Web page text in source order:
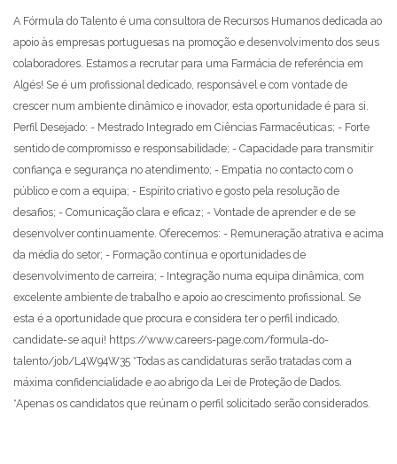
A Fórmula do Talento é uma consultora de Recursos Humanos dedicada ao
apoio às empresas portuguesas na promoção e desenvolvimento dos seus
colaboradores. Estamos a recrutar para uma Farmácia de referência em
Algés! Se é um profissional dedicado, responsável e com vontade de
crescer num ambiente dinâmico e inovador, esta oportunidade é para si.
Perfil Desejado: - Mestrado Integrado em Ciências Farmacêuticas; - Forte
sentido de compromisso e responsabilidade; - Capacidade para transmitir
confiança e segurança no atendimento; - Empatia no contacto com o
público e com a equipa; - Espírito criativo e gosto pela resolução de
desafios; - Comunicação clara e eficaz; - Vontade de aprender e de se
desenvolver continuamente. Oferecemos: - Remuneração atrativa e acima
da média do setor; - Formação contínua e oportunidades de
desenvolvimento de carreira; - Integração numa equipa dinâmica, com
excelente ambiente de trabalho e apoio ao crescimento profissional. Se
esta é a oportunidade que procura e considera ter o perfil indicado,
candidate-se aqui! https://www.careers-page.com/formula-do-
talento/job/L4W94W35 *Todas as candidaturas serão tratadas com a
máxima confidencialidade e ao abrigo da Lei de Proteção de Dados.
*Apenas os candidatos que reúnam o perfil solicitado serão considerados.